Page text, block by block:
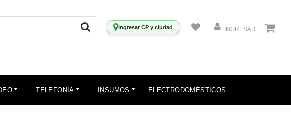
Ingresar CP y ciudad INGRESAR
TELEFONIA INSUMOS ELECTRODOMÉSTICOS